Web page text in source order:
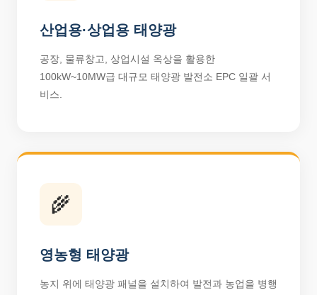
산업용·상업용 태양광
공장, 물류창고, 상업시설 옥상을 활용한
100kW~10MW급 대규모 태양광 발전소 EPC 일괄 서
비스.
🌾
영농형 태양광
농지 위에 태양광 패널을 설치하여 발전과 농업을 병행